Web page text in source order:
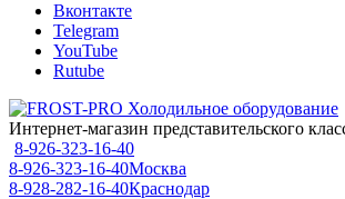
Вконтакте
Telegram
YouTube
Rutube
Интернет-магазин представительского
8-926-323-16-40
8-926-323-16-40Москва
8-928-282-16-40Краснодар